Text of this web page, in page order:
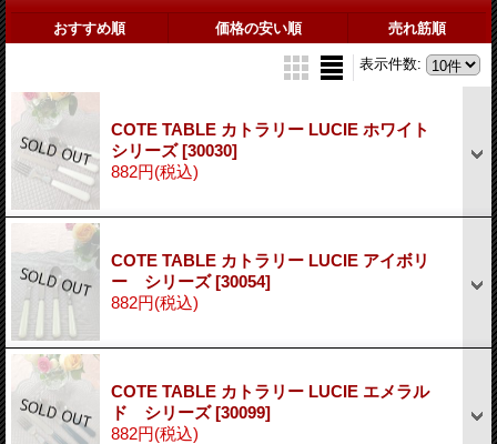
おすすめ順 価格の安い順 売れ筋順
表示件数:
COTE TABLE カトラリー LUCIE ホワイト
シリーズ[30030]
882円(税込)
COTE TABLE カトラリー LUCIE アイボリ
ー シリーズ[30054]
882円(税込)
COTE TABLE カトラリー LUCIE エメラル
ド シリーズ[30099]
882円(税込)